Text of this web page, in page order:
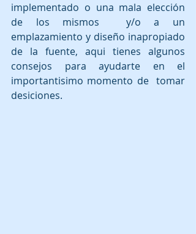
implementado o una mala elección
de los mismos  y/o a un
emplazamiento y diseño inapropiado
de la fuente, aqui tienes algunos
consejos para ayudarte en el
importantisimo momento de  tomar
desiciones.